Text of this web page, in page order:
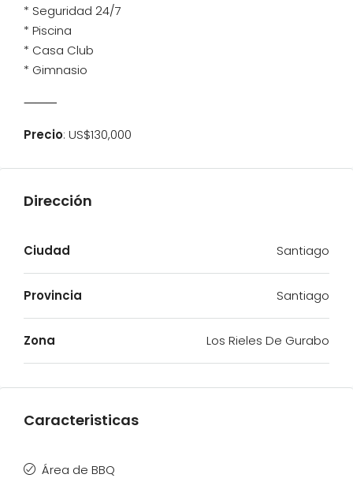
* Seguridad 24/7
* Piscina
* Casa Club
* Gimnasio
⸻
Precio: US$130,000
Dirección
Ciudad Santiago
Provincia Santiago
Zona Los Rieles De Gurabo
Caracteristicas
Área de BBQ